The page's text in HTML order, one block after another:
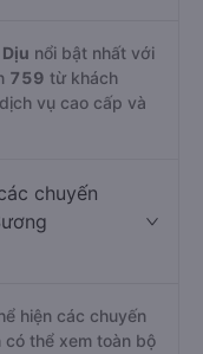
nổi bật nhất với
759 từ khách
vụ cao cấp và
chuyến
hiện các chuyến
có thể xem toàn bộ